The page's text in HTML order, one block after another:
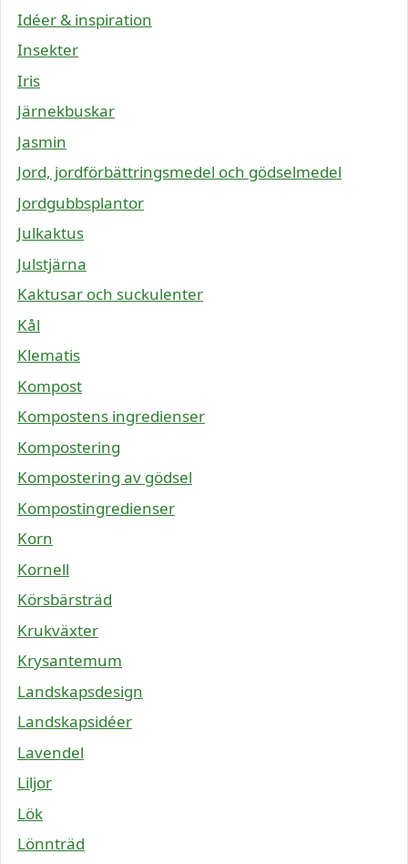
Idéer & inspiration
Insekter
Iris
Järnekbuskar
Jasmin
Jord, jordförbättringsmedel och gödselmedel
Jordgubbsplantor
Julkaktus
Julstjärna
Kaktusar och suckulenter
Kål
Klematis
Kompost
Kompostens ingredienser
Kompostering
Kompostering av gödsel
Kompostingredienser
Korn
Kornell
Körsbärsträd
Krukväxter
Krysantemum
Landskapsdesign
Landskapsidéer
Lavendel
Liljor
Lök
Lönnträd